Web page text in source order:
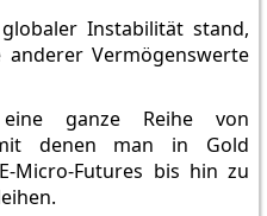
Instabilität stand,
Vermögenswerte
ganze Reihe von
denen man in Gold
Micro-Futures bis hin zu